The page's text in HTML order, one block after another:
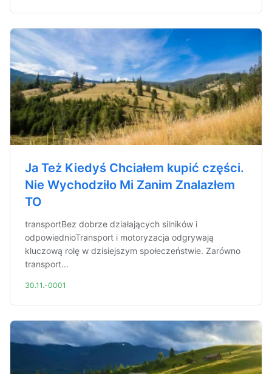
Ja Też Kiedyś Chciałem kupić części.
Nie Wychodziło Mi Zanim Znalazłem
TO
transportBez dobrze działających silników i
odpowiednioTransport i motoryzacja odgrywają
kluczową rolę w dzisiejszym społeczeństwie. Zarówno
transport...
30.11.-0001